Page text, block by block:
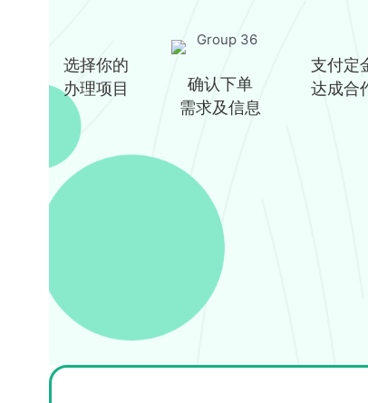
选择你的
办理项目
确认下单
需求及信息
支付定
达成合